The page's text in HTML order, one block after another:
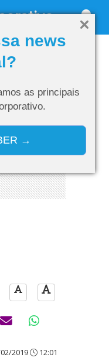
news
as principais
→
2019 12:01